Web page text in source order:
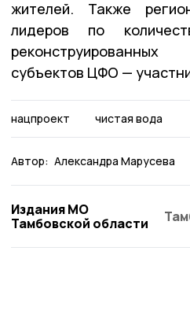
жителей. Также
лидеров по
субъектов ЦФО —
нацпроект чистая вода
Автор: Александра Марусева
Издания МО
Тамбовской области